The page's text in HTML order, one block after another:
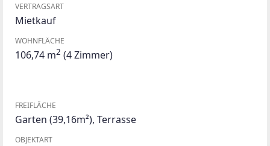
VERTRAGSART
Mietkauf
WOHNFLÄCHE
106,74 m2 (4 Zimmer)
FREIFLÄCHE
Garten (39,16m²), Terrasse
OBJEKTART